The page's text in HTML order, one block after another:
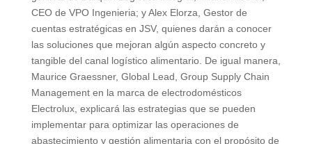
CEO de VPO Ingenieria; y Alex Elorza, Gestor de
cuentas estratégicas en JSV, quienes darán a conocer
las soluciones que mejoran algún aspecto concreto y
tangible del canal logístico alimentario. De igual manera,
Maurice Graessner, Global Lead, Group Supply Chain
Management en la marca de electrodomésticos
Electrolux, explicará las estrategias que se pueden
implementar para optimizar las operaciones de
abastecimiento y gestión alimentaria con el propósito de